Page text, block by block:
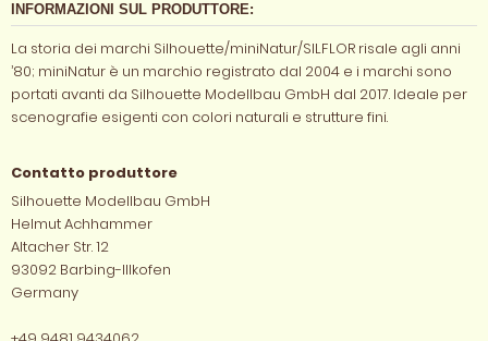
INFORMAZIONI SUL PRODUTTORE:
La storia dei marchi Silhouette/miniNatur/SILFLOR risale agli anni
’80; miniNatur è un marchio registrato dal 2004 e i marchi sono
portati avanti da Silhouette Modellbau GmbH dal 2017. Ideale per
scenografie esigenti con colori naturali e strutture fini.
Contatto produttore
Silhouette Modellbau GmbH
Helmut Achhammer
Altacher Str. 12
93092 Barbing-Illkofen
Germany